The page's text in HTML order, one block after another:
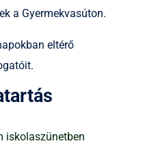
a Gyermekvasúton.
eltérő
iskolaszünetben